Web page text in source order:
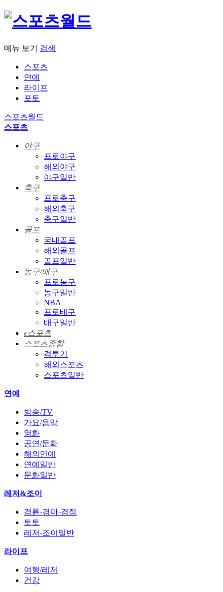
메뉴 보기 검색
스포츠
연예
라이프
포토
스포츠월드
스포츠
야구
프로야구
해외야구
야구일반
축구
프로축구
해외축구
축구일반
골프
국내골프
해외골프
골프일반
농구/배구
프로농구
농구일반
NBA
프로배구
배구일반
e스포츠
스포츠종합
격투기
해외스포츠
스포츠일반
연예
방송/TV
가요/음악
영화
공연/문화
해외연예
연예일반
문화일반
레저&조이
경륜-경마-경정
토토
레저-조이일반
라이프
여행/레저
건강